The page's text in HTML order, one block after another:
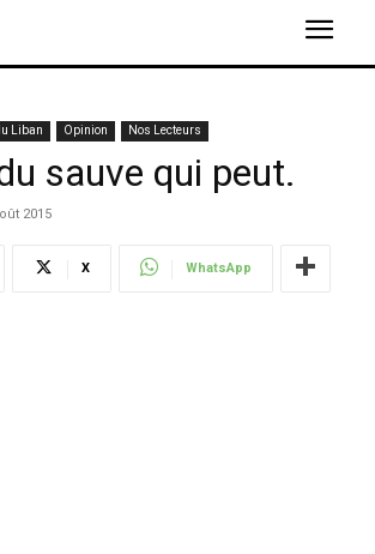
Liban Opinion Nos Lecteurs
sauve qui peut.
2015
X WhatsApp